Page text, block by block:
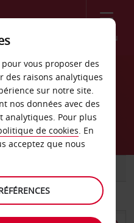
Menu
à
vous proposer des
des raisons analytiques
sur notre site.
nos données avec des
analytiques. Pour plus
de cookies. En
acceptez que nous